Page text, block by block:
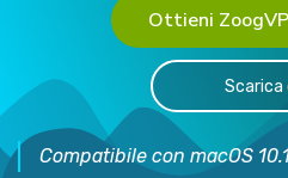
Ottieni
Scarica
Compatibile con macOS